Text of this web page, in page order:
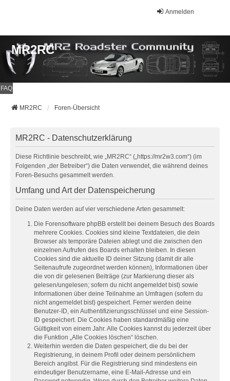
Anmelden
MR2RC
FAQ
MR2RC Foren-Übersicht
MR2RC - Datenschutzerklärung
Diese Richtlinie beschreibt, wie „MR2RC“ („https://mr2w3.com“) (im
Folgenden „der Betreiber“) die Daten verwendet, die während deines
Foren-Besuchs gesammelt werden.
Umfang und Art der Datenspeicherung
Deine Daten werden auf vier verschiedene Arten gesammelt:
Die Forensoftware phpBB erstellt bei deinem Besuch des Boards
mehrere Cookies. Cookies sind kleine Textdateien, die dein
Browser als temporäre Dateien ablegt und die zwischen den
einzelnen Aufrufen des Boards erhalten bleiben. In diesen
Cookies sind die aktuelle ID deiner Sitzung (damit dir alle
Seitenaufrufe zugeordnet werden können), Informationen über
die von dir gelesenen Beiträge (zur Markierung dieser als
gelesen/ungelesen; sofern du nicht angemeldet bist) sowie
Informationen über deine Teilnahme an Umfragen (sofern du
nicht angemeldet bist) gespeichert. Ferner werden deine
Benutzer-ID, ein Authentifizierungsschlüssel und eine Session-
ID gespeichert. Die Cookies haben standardmäßig eine
Gültigkeit von einem Jahr. Alle Cookies kannst du jederzeit über
die Funktion „Alle Cookies löschen“ löschen.
Weiterhin werden die Daten gespeichert, die du bei der
Registrierung, in deinem Profil oder deinem persönlichem
Bereich angibst. Für die Registrierung sind mindestens ein
eindeutiger Benutzername, eine E-Mail-Adresse und ein